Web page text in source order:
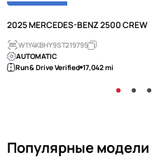
2025 MERCEDES-BENZ 2500 CREW
W1Y4KBHY9ST219795
AUTOMATIC
Run & Drive Verified 17,042 mi
Популярные модели